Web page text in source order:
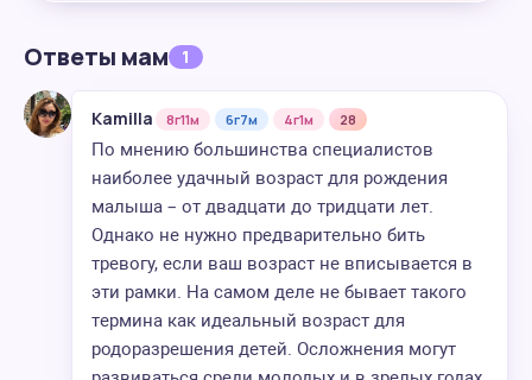
Ответы мам 1
Kamilla 8г11м 6г7м 4г1м 28
По мнению большинства специалистов
наиболее удачный возраст для рождения
малыша – от двадцати до тридцати лет.
Однако не нужно предварительно бить
тревогу, если ваш возраст не вписывается в
эти рамки. На самом деле не бывает такого
термина как идеальный возраст для
родоразрешения детей. Осложнения могут